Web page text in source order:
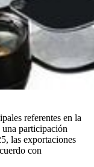
referentes en la
participación
las exportaciones
con